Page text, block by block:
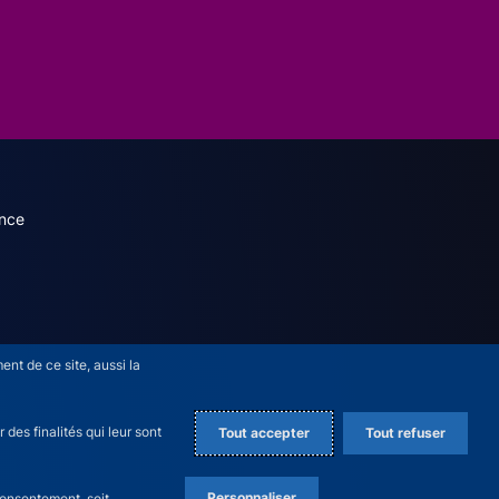
de ce site, aussi la
des finalités qui leur sont
Tout accepter Tout refuser
menu (French)